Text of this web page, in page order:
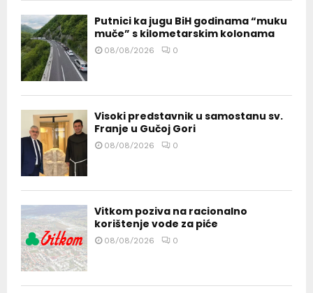
Putnici ka jugu BiH godinama “muku
muče” s kilometarskim kolonama
08/08/2026 0
Visoki predstavnik u samostanu sv.
Franje u Gučoj Gori
08/08/2026 0
Vitkom poziva na racionalno
korištenje vode za piće
08/08/2026 0